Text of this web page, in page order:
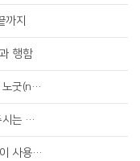
까지
행함
<주일 3부 예배> 의심은 노굿(no good)입니다
<주일 4부 예배> 꿈을 주시는 하나님
<주일 5부 예배> 하나님이 사용하시는 그릇